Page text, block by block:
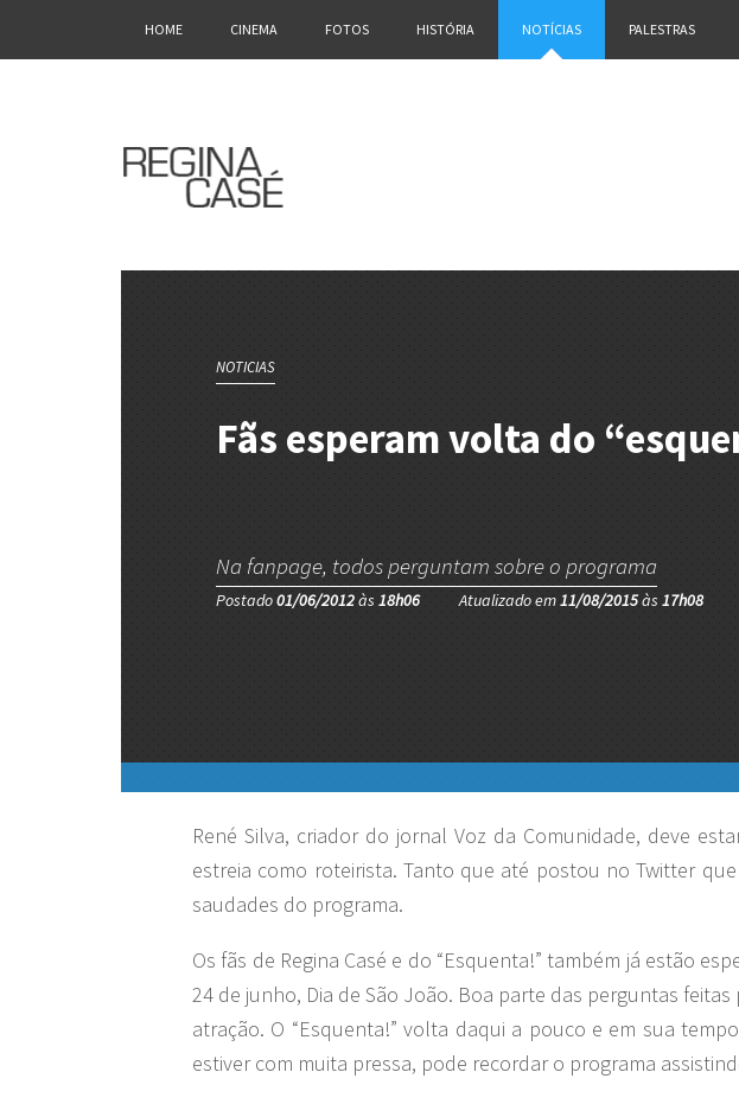
HOME CINEMA FOTOS HISTÓRIA NOTÍCIAS PALESTRAS
NOTICIAS
Fãs esperam volta do
Na fanpage, todos perguntam sobre o programa
Postado01/06/2012às 18h06 Atualizado em11/08/2015às 17h08
René Silva, criador do jornal Voz da Comunidade, deve
estreia como roteirista. Tanto que até postou no Twitter
saudades do programa.
Os fãs de Regina Casé e do “Esquenta!” também já estão
24 de junho, Dia de São João. Boa parte das perguntas
atração. O “Esquenta!” volta daqui a pouco e em sua
estiver com muita pressa, pode recordar o programa